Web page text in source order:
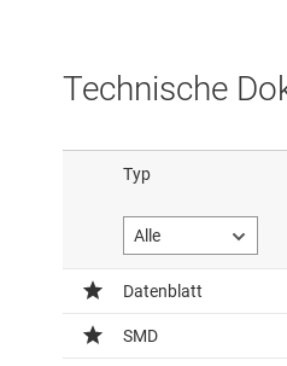
Technische